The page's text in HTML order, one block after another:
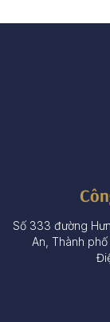
Số 333 đường
An, Thành